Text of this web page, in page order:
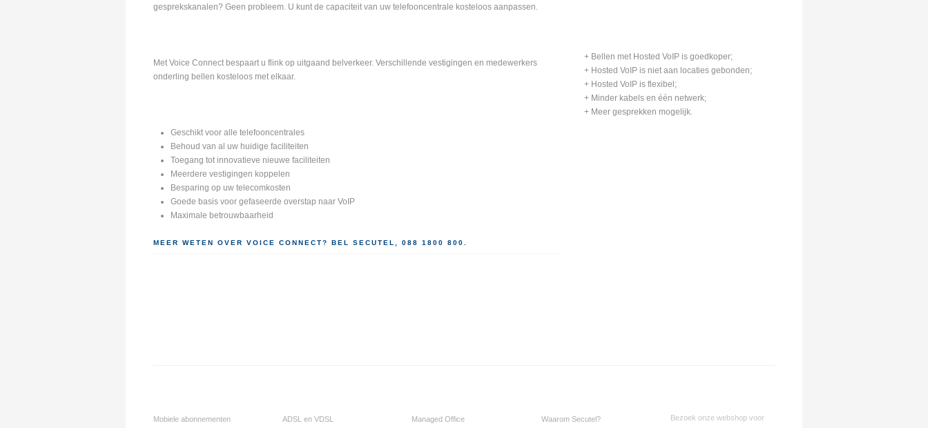
gesprekskanalen? Geen probleem. U kunt de capaciteit van uw telefooncentrale kosteloos aanpassen.
Met Voice Connect bespaart u flink op uitgaand belverkeer. Verschillende vestigingen en medewerkers
onderling bellen kosteloos met elkaar.
Geschikt voor alle telefooncentrales
Behoud van al uw huidige faciliteiten
Toegang tot innovatieve nieuwe faciliteiten
Meerdere vestigingen koppelen
Besparing op uw telecomkosten
Goede basis voor gefaseerde overstap naar VoIP
Maximale betrouwbaarheid
MEER WETEN OVER VOICE CONNECT? BEL SECUTEL, 088 1800 800.
+ Bellen met Hosted VoIP is goedkoper;
+ Hosted VoIP is niet aan locaties gebonden;
+ Hosted VoIP is flexibel;
+ Minder kabels en één netwerk;
+ Meer gesprekken mogelijk.
Mobiele abonnementen ADSL en VDSL Managed Office Waarom Secutel?
Bezoek onze webshop voor